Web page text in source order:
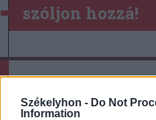
Székelyhon - Do Not
Information
szóljon hozzá!
Ezek is